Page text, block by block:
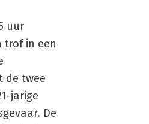
uur
trof in een
de twee
jarige
De